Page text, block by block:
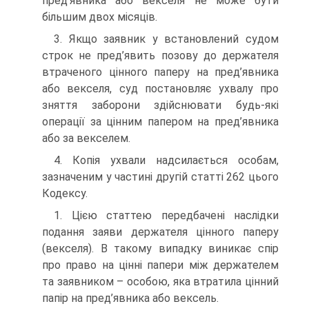
більшим двох місяців.
3. Якщо заявник у встановлений судом
строк не пред’явить позову до держателя
втраченого цінного паперу на пред’явника
або векселя, суд постановляє ухвалу про
зняття заборони здійснювати будь-які
операції за цінним папером на пред’явника
або за векселем.
4. Копія ухвали надсилається особам,
зазначеним у частині другій статті 262 цього
Кодексу.
1. Цією статтею передбачені наслідки
подання заяви держателя цінного паперу
(векселя). В такому випадку виникає спір
про право на цінні папери між держателем
та заявником – особою, яка втратила цінний
папір на пред’явника або вексель.